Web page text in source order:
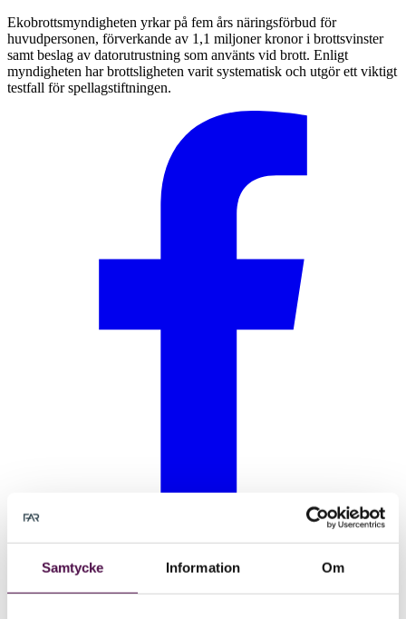
Samtycke Information Om
Ekobrottsmyndigheten yrkar på fem års näringsförbud för
huvudpersonen, förverkande av 1,1 miljoner kronor i brottsvinster
samt beslag av datorutrustning som använts vid brott. Enligt
myndigheten har brottsligheten varit systematisk och utgör ett viktigt
testfall för spellagstiftningen.